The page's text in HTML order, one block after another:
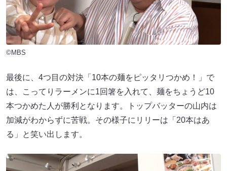
©MBS
最後に、4つ目の対決「10本の麺をピッタリつかめ！」で
は、こってりラーメンに1回箸を入れて、麺をちょうど10
本つかめた人が勝利となります。トップバッターの山内は
加減がわからずに苦戦。その様子にリリーは「20本はあ
る」と笑い出します。